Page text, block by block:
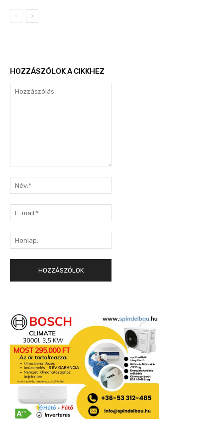
HOZZÁSZÓLOK A CIKKHEZ
mail:*